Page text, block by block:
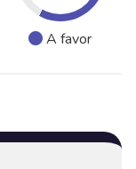
A favor